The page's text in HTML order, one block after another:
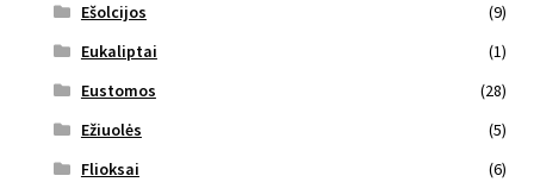
Ešolcijos
(9)
Eukaliptai
(1)
Eustomos
(28)
Ežiuolės
(5)
Flioksai
(6)